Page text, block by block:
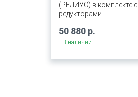
(РЕДИУС) в комплекте с
редукторами
50 880 р.
В наличии